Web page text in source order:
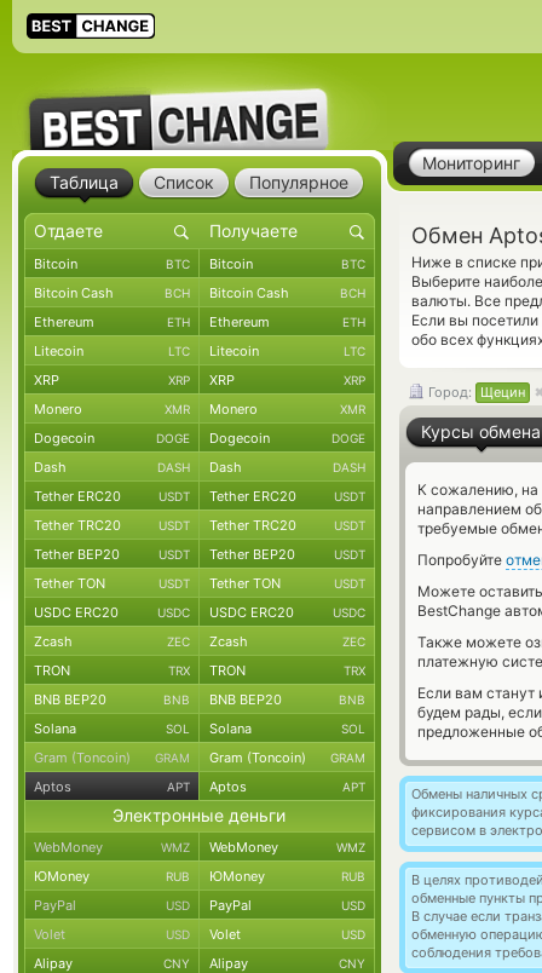
Мониторинг
Обмен
Ниже в списке
Выберите
валюты. Все
Если вы
обо всех
Город: Щецин
Курсы обмена
К сожалению, на
направлением
требуемые
Попробуйте
Можете
BestChange
Также можете
платежную
Если вам
будем рады,
предложенные
Обмены наличных
фиксирования
сервисом в
В целях
обменные пункты
В случае если
обменную
соблюдения
Таблица Список Популярное
Bitcoin BTC Bitcoin BTC
Bitcoin Cash BCH Bitcoin Cash BCH
Ethereum ETH Ethereum ETH
Litecoin LTC Litecoin LTC
XRP XRP XRP XRP
Monero XMR Monero XMR
Dogecoin DOGE Dogecoin DOGE
Dash DASH Dash DASH
Tether ERC20 USDT Tether ERC20 USDT
Tether TRC20 USDT Tether TRC20 USDT
Tether BEP20 USDT Tether BEP20 USDT
Tether TON USDT Tether TON USDT
USDC ERC20 USDC USDC ERC20 USDC
Zcash ZEC Zcash ZEC
TRON TRX TRON TRX
BNB BEP20 BNB BNB BEP20 BNB
Solana SOL Solana SOL
Gram (Toncoin) GRAM Gram (Toncoin) GRAM
Aptos APT Aptos APT
Электронные деньги
WebMoney WMZ WebMoney WMZ
ЮMoney RUB ЮMoney RUB
PayPal USD PayPal USD
Volet USD Volet USD
Alipay CNY Alipay CNY